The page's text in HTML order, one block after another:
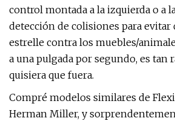
control montada a la izquierda o a
detección de colisiones para evitar
estrelle contra los muebles/
a una pulgada por segundo, es tan
quisiera que fuera.
Compré modelos similares de
Herman Miller, y